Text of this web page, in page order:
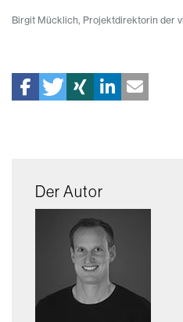
Birgit Mücklich, Projektdirektorin der
Der Autor